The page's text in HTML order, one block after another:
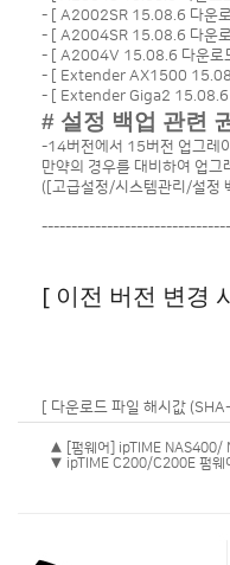
- [ A2002SR 15.08.6 다운
- [ A2004SR 15.08.6 다운
- [ A2004V 15.08.6 다운로
- [
Extender AX1500
- [
Extender Giga2 15.08.6
# 설정 백업 관련
-14버전에서 15버전 업그레
만약의 경우를 대비하여 업그
([고급설정/시스템관리/설정
[ 이전 버전 변경
[ 다운로드 파일 해시값 (SHA-
▲ [펌웨어] ipTIME NAS400/
▼ ipTIME C200/C200E 펌웨